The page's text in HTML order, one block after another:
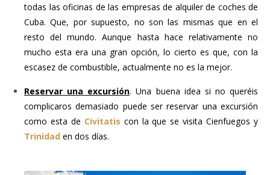
todas las oficinas de las empresas de alquiler de coches de
Cuba. Que, por supuesto, no son las mismas que en el
resto del mundo. Aunque hasta hace relativamente no
mucho esta era una gran opción, lo cierto es que, con la
escasez de combustible, actualmente no es la mejor.
Reservar una excursión. Una buena idea si no queréis
complicaros demasiado puede ser reservar una excursión
como esta de Civitatis con la que se visita Cienfuegos y
Trinidad en dos días.